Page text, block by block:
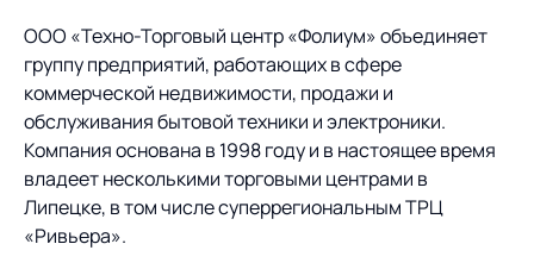
База знаний
Контакты
О компании
О компании
ИТ-аккредитация
Партнеры
Продукты
Управление цепями
ООО «Техно-Торговый центр «Фолиум» объединяет
группу предприятий, работающих в сфере
коммерческой недвижимости, продажи и
обслуживания бытовой техники и электроники.
Компания основана в 1998 году и в настоящее время
владеет несколькими торговыми центрами в
Липецке, в том числе суперрегиональным ТРЦ
«Ривьера».